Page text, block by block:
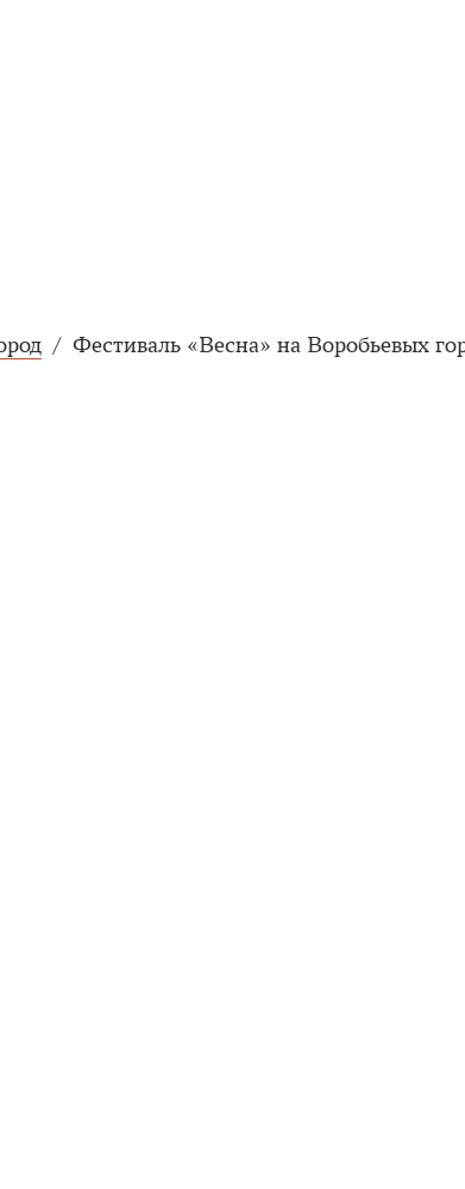
/ Фестиваль «Весна» на Воробьевых